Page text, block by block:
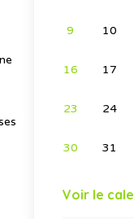
9 10
16 17
23 24
30 31
Voir le